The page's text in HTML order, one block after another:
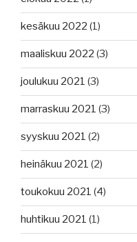
kesäkuu 2022 (1)
maaliskuu 2022 (3)
joulukuu 2021 (3)
marraskuu 2021 (3)
syyskuu 2021 (2)
heinäkuu 2021 (2)
toukokuu 2021 (4)
huhtikuu 2021 (1)